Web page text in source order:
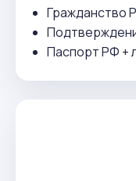
Гражданство
Паспорт РФ +